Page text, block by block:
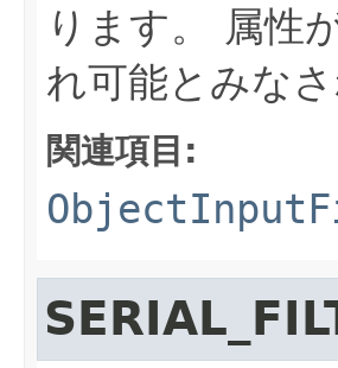
ります。
属性
れ可能とみなさ
関連項目: